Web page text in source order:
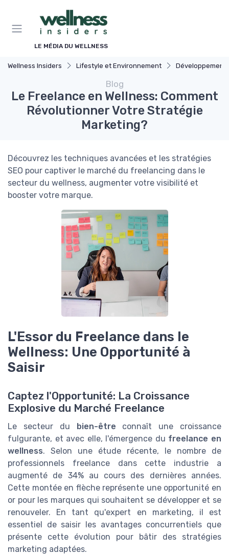
LE MÉDIA DU WELLNESS
Wellness Insiders Lifestyle et Environnement Développement
Blog
Le Freelance en Wellness: Comment
Révolutionner Votre Stratégie
Marketing?
Découvrez les techniques avancées et les stratégies
SEO pour captiver le marché du freelancing dans le
secteur du wellness, augmenter votre visibilité et
booster votre marque.
L'Essor du Freelance dans le
Wellness: Une Opportunité à
Saisir
Captez l'Opportunité: La Croissance
Explosive du Marché Freelance
Le secteur du bien-être connaît une croissance
fulgurante, et avec elle, l'émergence du freelance en
wellness. Selon une étude récente, le nombre de
professionnels freelance dans cette industrie a
augmenté de 34% au cours des dernières années.
Cette montée en flèche représente une opportunité en
or pour les marques qui souhaitent se développer et se
renouveler. En tant qu'expert en marketing, il est
essentiel de saisir les avantages concurrentiels que
présente cette évolution pour bâtir des stratégies
marketing adaptées.